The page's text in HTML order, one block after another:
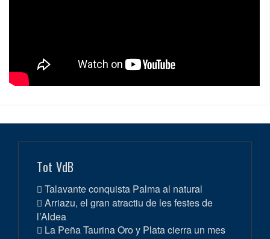
Tot VdB
Talavante conquista Palma al natural
Arriazu, el gran atractiu de les festes de
l’Aldea
La Peña Taurina Oro y Plata cierra un mes